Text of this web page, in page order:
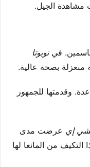
مشاهدة الجيل.
حاسمين. فينوبوتا
منعزلة بصحة عالية.
وقدمتها للجمهور
إي عرضت مدى
التكيف من المانغا لها